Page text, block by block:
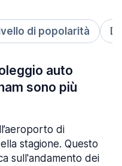
di popolarità
auto
sono più
di
stagione. Questo
sull'andamento dei